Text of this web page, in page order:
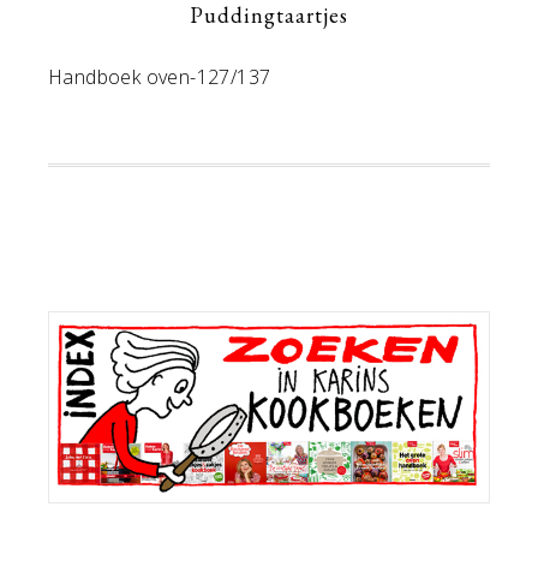
Puddingtaartjes
Handboek oven-127/137
Primaire
Sidebar